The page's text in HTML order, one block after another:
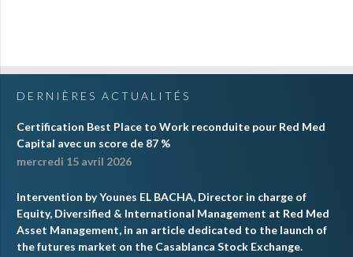
DERNIÈRES ACTUALITÉS
Certification Best Place to Work reconduite pour Red Med
Capital avec un score de 87 %
mercredi 15 avril 2026
Intervention by Younes EL BACHA, Director in charge of
Equity, Diversified & International Management at Red Med
Asset Management, in an article dedicated to the launch of
the futures market on the Casablanca Stock Exchange.